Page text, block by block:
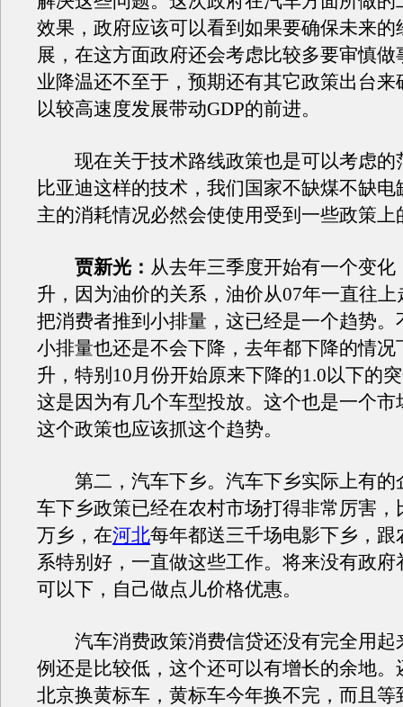
效果，政府应该可以看到如果要确保未来的
展，在这方面政府还会考虑比较多要审慎做
业降温还不至于，预期还有其它政策出台来
以较高速度发展带动GDP的前进。
现在关于技术路线政策也是可以考虑的
比亚迪这样的技术，我们国家不缺煤不缺电
主的消耗情况必然会使使用受到一些政策上
贾新光： 从去年三季度开始有一个变化
升，因为油价的关系，油价从07年一直往上
把消费者推到小排量，这已经是一个趋势。
小排量也还是不会下降，去年都下降的情况
升，特别10月份开始原来下降的1.0以下的
这是因为有几个车型投放。这个也是一个市
这个政策也应该抓这个趋势。
第二，汽车下乡。汽车下乡实际上有的
车下乡政策已经在农村市场打得非常厉害，
万乡，在河北每年都送三千场电影下乡，跟
系特别好，一直做这些工作。将来没有政府
可以下，自己做点儿价格优惠。
汽车消费政策消费信贷还没有完全用起
例还是比较低，这个还可以有增长的余地。
北京换黄标车，黄标车今年换不完，而且等